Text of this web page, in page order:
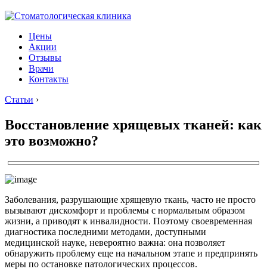
Цены
Акции
Отзывы
Врачи
Контакты
Статьи ›
Восстановление хрящевых тканей: как
это возможно?
Заболевания, разрушающие хрящевую ткань, часто не просто
вызывают дискомфорт и проблемы с нормальным образом
жизни, а приводят к инвалидности. Поэтому своевременная
диагностика последними методами, доступными
медицинской науке, невероятно важна: она позволяет
обнаружить проблему еще на начальном этапе и предпринять
меры по остановке патологических процессов.